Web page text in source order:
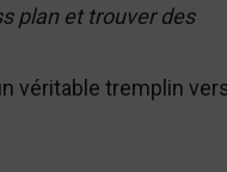
plan et trouver des
véritable tremplin